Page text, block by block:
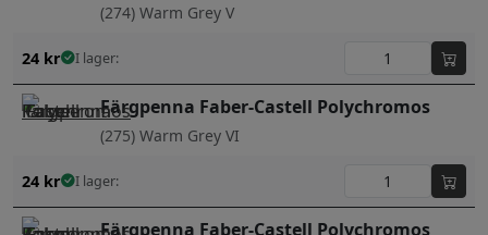
(274) Warm Grey V
24 kr I lager:
Färgpenna Faber-Castell Polychromos
(275) Warm Grey VI
24 kr I lager:
Färgpenna Faber-Castell Polychromos